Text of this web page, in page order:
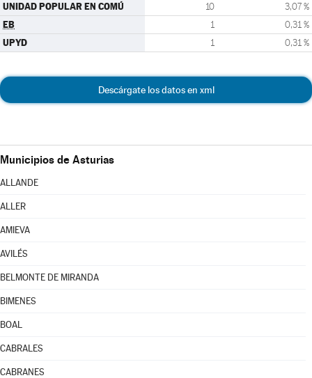
UNIDAD POPULAR EN COMÚ 10 3,07 %
EB 1 0,31 %
UPYD 1 0,31 %
Descárgate los datos en xml
Municipios de Asturias
ALLANDE
ALLER
AMIEVA
AVILÉS
BELMONTE DE MIRANDA
BIMENES
BOAL
CABRALES
CABRANES